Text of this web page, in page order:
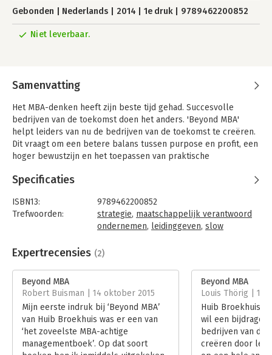
Gebonden Nederlands 2014 1e druk 9789462200852
Niet leverbaar.
Samenvatting
Het MBA-denken heeft zijn beste tijd gehad. Succesvolle
bedrijven van de toekomst doen het anders. 'Beyond MBA'
helpt leiders van nu de bedrijven van de toekomst te creëren.
Dit vraagt om een betere balans tussen purpose en profit, een
hoger bewustzijn en het toepassen van praktische
boven te halen. Centrale thema’s daarbij zijn omgaan met
plaats van als doel.
Verwacht geen driestappenmethode, maar een boek dat aanzet
als leider wilt leveren aan een betere wereld. In dit boek deelt
de auteur zijn ervaringen, inzichten, ideeën en deelt hij zijn
eigen fouten en successen in de zoektocht wat Beyond MBA
precies betekent en inhoudt en waar het toe kan leiden:
gelukkige medewerkers, hogere productiviteit, enthousiaste
klanten en een betere wereld.
Specificaties
ISBN13:
9789462200852
Trefwoorden:
strategie, maatschappelijk verantwoord
ondernemen, leidinggeven, slow
Taal:
Nederlands
Aantal pagina's:
Uitgever:
Boom
Druk:
1
Verschijningsdatum:
7-10-2014
Hoofdrubriek: Strategisch management
Expertrecensies (2)
Beyond MBA
Robert Buisman | 14 oktober 2015
Mijn eerste indruk bij ‘Beyond MBA’
van Huib Broekhuis was er een van
‘het zoveelste MBA-achtige
managementboek’. Op dat soort
Beyond MBA
Louis Thörig | 13
Huib Broekhuis’
wil een bijdrage
bedrijven van de
creëren door